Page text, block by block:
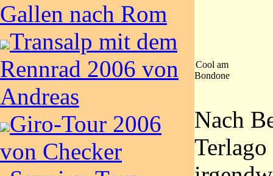
Gallen nach Rom
Transalp mit dem
Rennrad 2006 von
Andreas
Giro-Tour 2006
von Checker
Cool am
Bondone
Nach